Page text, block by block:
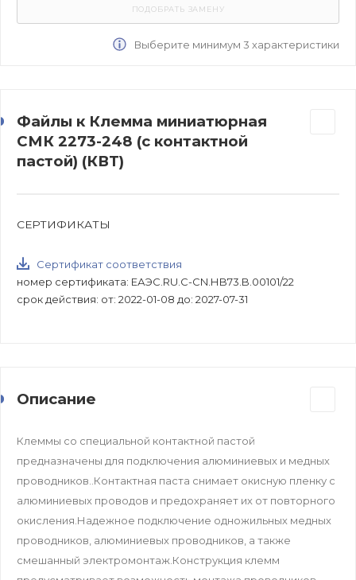
Выберите минимум 3 характеристики
Файлы к Клемма миниатюрная
СМК 2273-248 (с контактной
пастой) (КВТ)
СЕРТИФИКАТЫ
Сертификат соответствия
номер сертификата: ЕАЭС.RU.С-CN.НB73.B.00101/22
срок действия: от: 2022-01-08 до: 2027-07-31
Описание
Клеммы со специальной контактной пастой
предназначены для подключения алюминиевых и медных
проводников..Контактная паста снимает окисную пленку с
алюминиевых проводов и предохраняет их от повторного
окисления.Надежное подключение одножильных медных
проводников, алюминиевых проводников, а также
смешанный электромонтаж.Конструкция клемм